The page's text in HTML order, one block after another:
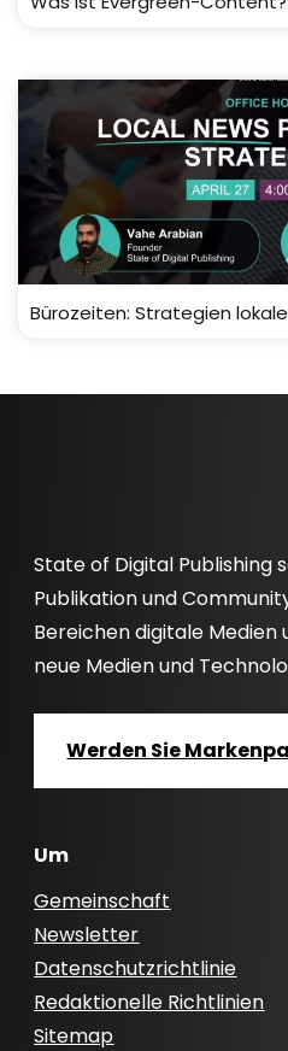
Bürozeiten: Strategien
State of Digital Publishing
Publikation und
Bereichen digitale Medien
neue Medien und
Werden Sie
Um
Gemeinschaft
Newsletter
Datenschutzrichtlinie
Redaktionelle Richtlinien
Sitemap